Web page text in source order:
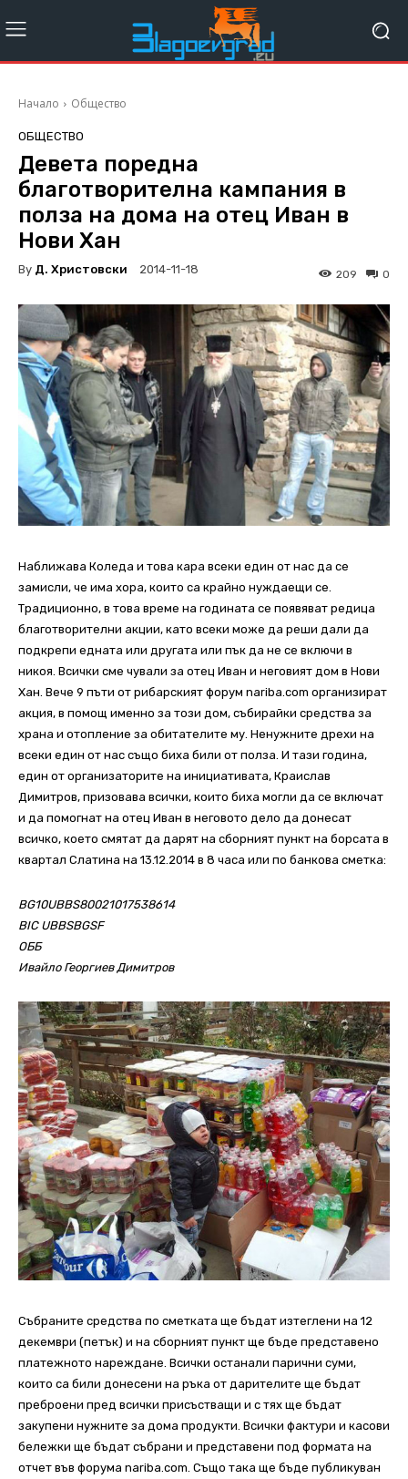
Начало Общество
ОБЩЕСТВО
Девета поредна
благотворителна кампания в
полза на дома на отец Иван в
Нови Хан
By Д. Христовски 2014-11-18 0
209
Наближава Коледа и това кара всеки един от нас да се
замисли, че има хора, които са крайно нуждаещи се.
Традиционно, в това време на годината се появяват редица
благотворителни акции, като всеки може да реши дали да
подкрепи едната или другата или пък да не се включи в
никоя. Всички сме чували за отец Иван и неговият дом в Нови
Хан. Вече 9 пъти от рибарският форум nariba.com организират
акция, в помощ именно за този дом, събирайки средства за
храна и отопление за обитателите му. Ненужните дрехи на
всеки един от нас също биха били от полза. И тази година,
един от организаторите на инициативата, Краислав
Димитров, призовава всички, които биха могли да се включат
и да помогнат на отец Иван в неговото дело да донесат
всичко, което смятат да дарят на сборният пункт на борсата в
квартал Слатина на 13.12.2014 в 8 часа или по банкова сметка:
BG10UBBS80021017538614
BIC UBBSBGSF
OББ
Ивайло Георгиев Димитров
Събраните средства по сметката ще бъдат изтеглени на 12
декември (петък) и на сборният пункт ще бъде представено
платежното нареждане. Всички останали парични суми,
които са били донесени на ръка от дарителите ще бъдат
преброени пред всички присъстващи и с тях ще бъдат
закупени нужните за дома продукти. Всички фактури и касови
бележки ще бъдат събрани и представени под формата на
отчет във форума nariba.com. Също така ще бъде публикуван